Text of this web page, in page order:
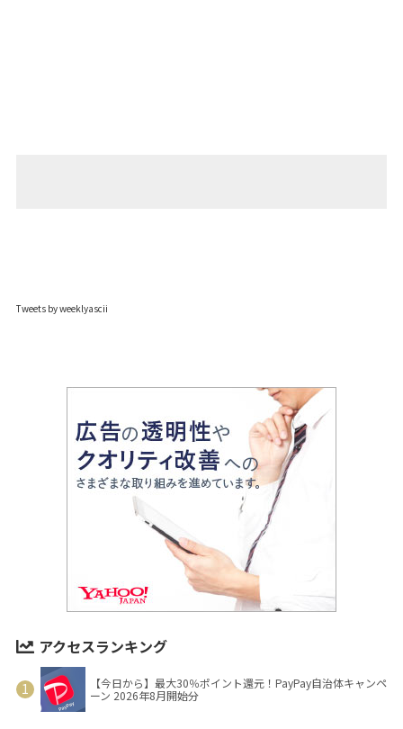
Tweets by weeklyascii
アクセスランキング
【今日から】最大30％ポイント還元！PayPay自治体キャンペ
ーン 2026年8月開始分